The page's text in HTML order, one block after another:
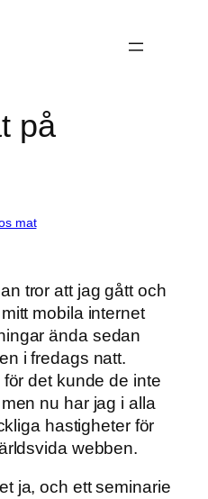
på
mat
tror att jag gått och
mobila internet
ända sedan
i fredags natt.
det kunde de inte
nu har jag i alla
hastigheter för
webben.
ja, och ett seminarie